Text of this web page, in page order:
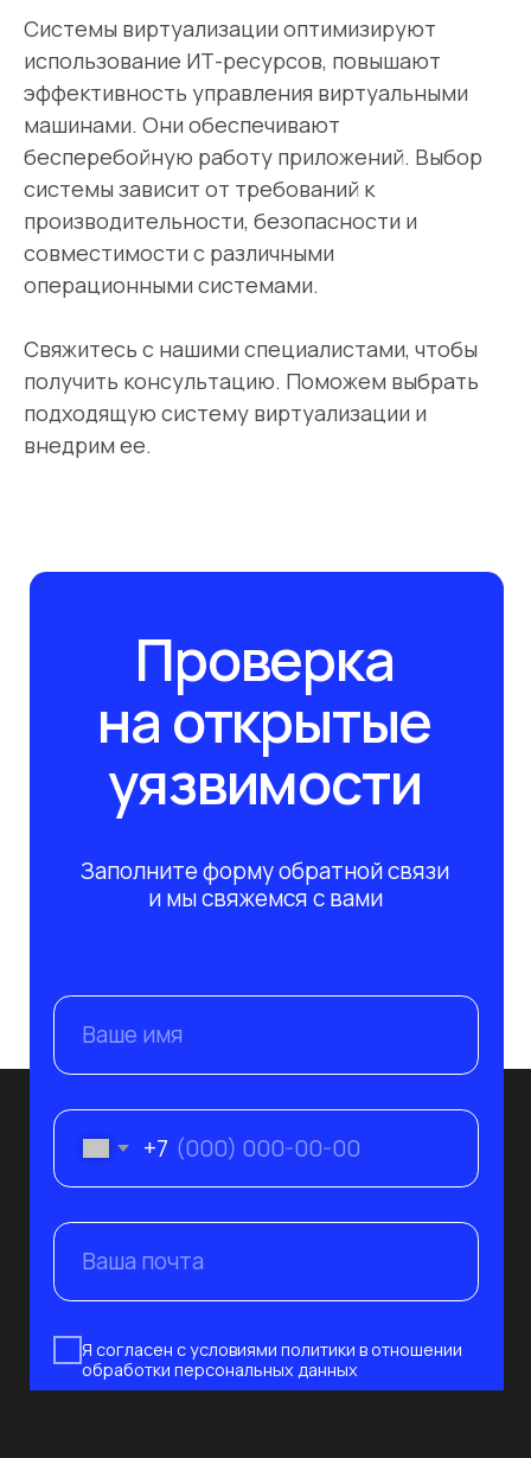
Системы виртуализации оптимизируют
использование ИТ-ресурсов, повышают
эффективность управления виртуальными
машинами. Они обеспечивают
бесперебойную работу приложений. Выбор
системы зависит от требований к
производительности, безопасности и
совместимости с различными
операционными системами.
Свяжитесь с нашими специалистами, чтобы
получить консультацию. Поможем выбрать
подходящую систему виртуализации и
внедрим ее.
Отправить заявку
Безопасность
Отрасли
Импортозамещение
Инфраструктура
Системный интегратор и поставщик
современных решений в сфере IT
Партнёры
Вебинары
Глоссарий
Блог
с 10:00 до 19:00 пн-пт
ул. Бумажная 16, корп. 3, лит. В, оф. 419
+7 812 241-14-80
info@nevaat.ru
Политика конфиденциальности
Подписаться
Подпишитесь на рассылку сегодня
и узнавайте первым о наших вебинарах по ИБ/
ИТ. Никакого спама, только обучение!